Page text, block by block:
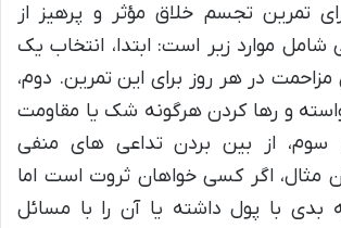
تمرین تجسم خلاق مؤثر و پرهیز از
موارد زیر است: ابتدا، انتخاب یک
مزاحمت در هر روز برای این تمرین. دوم،
و رها کردن هرگونه شک یا مقاومت
از بین بردن تداعی های منفی
مثال، اگر کسی خواهان ثروت است اما
بدی با پول داشته یا آن را با مسائل